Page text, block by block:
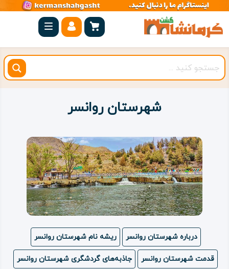
صفحه
اصلی
کرمانشاه
شهرستان
روستاهای
اقامتگاه
ویدئو
شهرستان روانسر
درباره شهرستان روانسر ریشه نام شهرستان روانسر
قدمت شهرستان روانسر جاذبه‌های گردشگری شهرستان روانسر